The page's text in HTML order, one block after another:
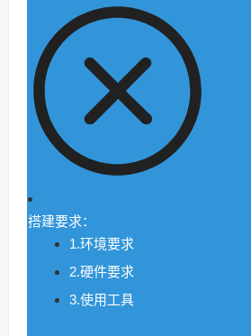
搭建要求：
1.环境要求
2.硬件要求
3.使用工具